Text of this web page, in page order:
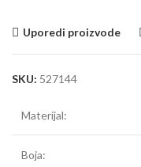
Uporedi proizvode
SKU: 527144
Materijal:
Boja: